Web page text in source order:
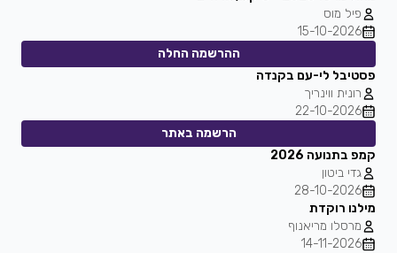
פיל מוס
15-10-2026
ההרשמה החלה
פסטיבל לי-עם בקנדה
רונית ווינריך
22-10-2026
הרשמה באתר
קמפ בתנועה 2026
גדי ביטון
28-10-2026
מילנו רוקדת
מרסלו מריאנוף
14-11-2026